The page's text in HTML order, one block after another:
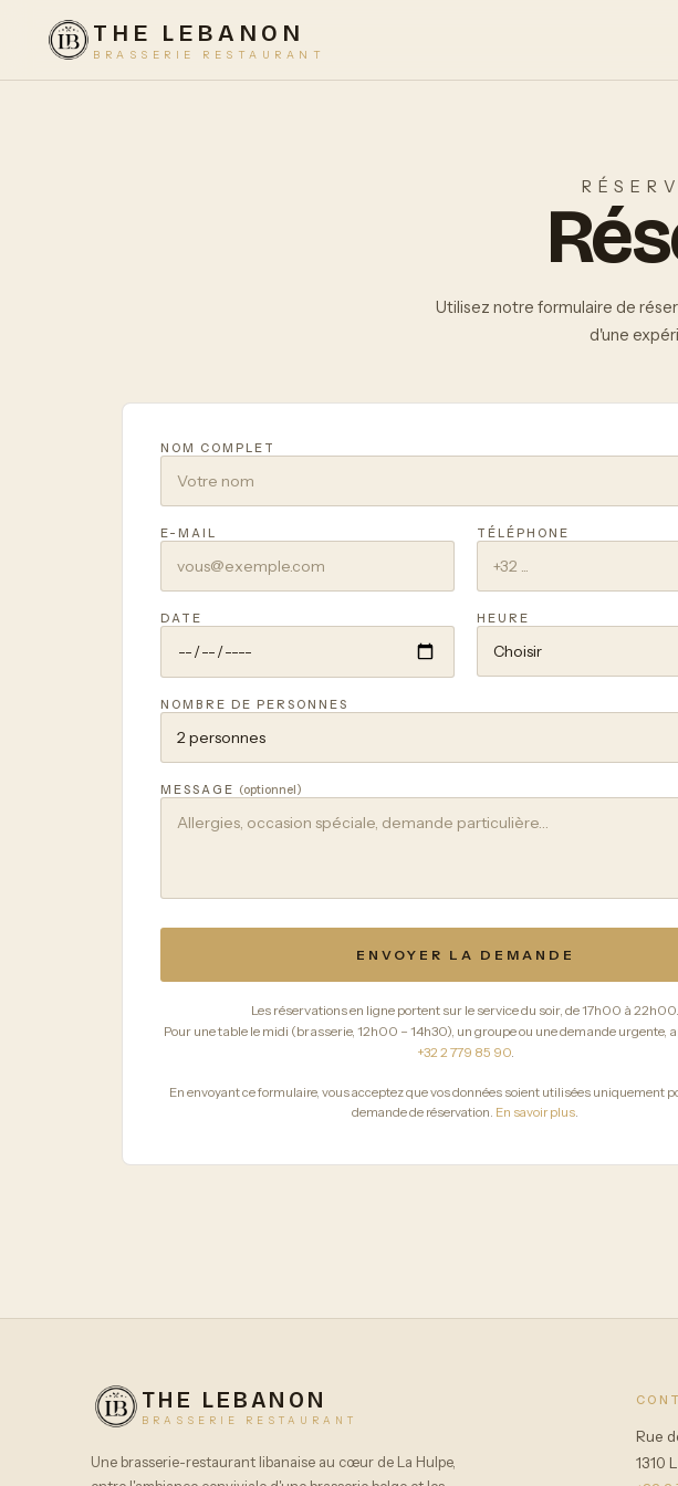
THE LEBANON
BRASSERIE RESTAURANT
Utilisez notre formulaire de
d'une
NOM COMPLET
E-MAIL TÉLÉPHONE
DATE HEURE
NOMBRE DE PERSONNES
MESSAGE (optionnel)
ENVOYER LA DEMANDE
Les réservations en ligne portent sur le service du soir, de 17h00 à 22h00.
Pour une table le midi (brasserie, 12h00 – 14h30), un groupe ou une demande urgente,
+32 2 779 85 90.
En envoyant ce formulaire, vous acceptez que vos données soient utilisées uniquement
demande de réservation. En savoir plus
THE LEBANON
BRASSERIE RESTAURANT
Une brasserie-restaurant libanaise au cœur de La Hulpe,
Rue
1310